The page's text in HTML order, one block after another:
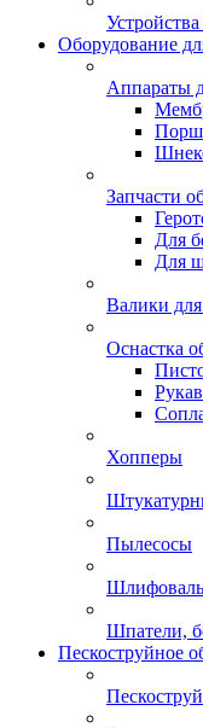
Оборудование
Аппараты
Запчасти
Для
Для
Валики
Оснастка
Хопперы
Пылесосы
Шпатели,
Пескоструйное